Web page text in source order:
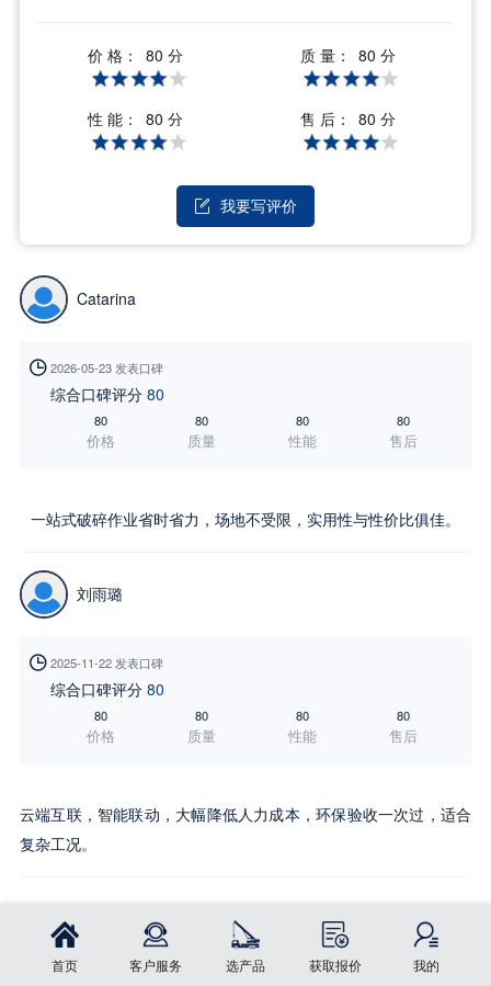
首页 客户服务 选产品 获取报价 我的
价 格： 80 分 质 量： 80 分
性 能： 80 分 售 后： 80 分
 我要写评价
Catarina
 2026-05-23 发表口碑
综合口碑评分 80
80
价格
80
质量
80
性能
80
售后
一站式破碎作业省时省力，场地不受限，实用性与性价比俱佳。
刘雨璐
 2025-11-22 发表口碑
综合口碑评分 80
80
价格
80
质量
80
性能
80
售后
云端互联，智能联动，大幅降低人力成本，环保验收一次过，适合
复杂工况。
首页
立即订购